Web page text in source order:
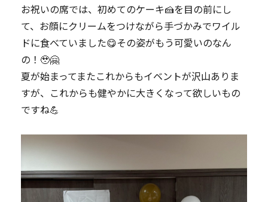
​お祝いの席では、初めてのケーキ🍰を目の前にし
て、お顔にクリームをつけながら手づかみでワイル
ドに食べていました😋その姿がもう可愛いのなん
の！🥹🤗
夏が始まってまたこれからもイベントが沢山ありま
すが、これからも健やかに大きくなって欲しいもの
ですね💪